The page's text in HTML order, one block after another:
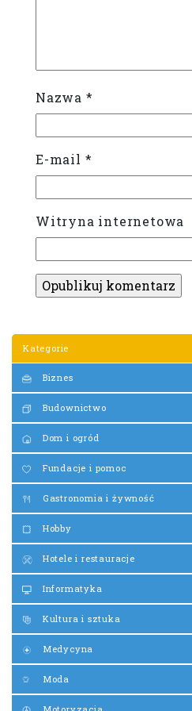
Kategorie
Biznes
Budownictwo
Dom i ogród
Fundacje i pomoc
Gastronomia i żywność
Hobby
Hotele i restauracje
Informatyka
Kultura i sztuka
Medycyna
Moda
Motoryzacja
Nazwa *
E-mail *
Witryna internetowa